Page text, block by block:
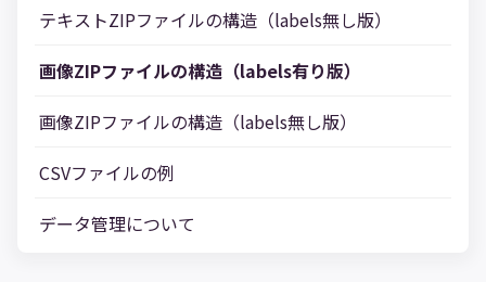
テキストZIPファイルの構造（labels無し版）
画像ZIPファイルの構造（labels有り版）
画像ZIPファイルの構造（labels無し版）
CSVファイルの例
データ管理について